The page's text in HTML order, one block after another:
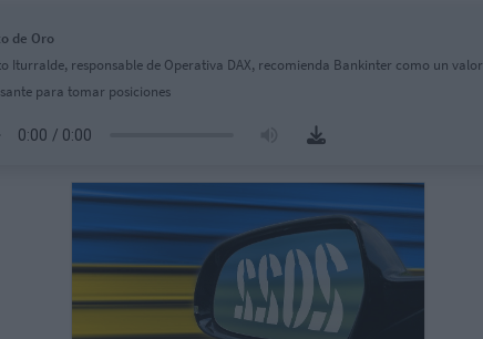
de Oro
Iturralde, responsable de Operativa DAX, recomienda Bankinter como un valor
para tomar posiciones